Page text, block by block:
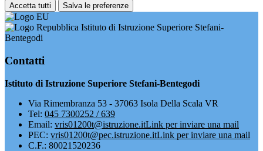
Accetta tutti Salva le preferenze
Istituto di Istruzione Superiore Stefani-
Bentegodi
Contatti
Istituto di Istruzione Superiore Stefani-Bentegodi
Via Rimembranza 53 - 37063 Isola Della Scala VR
Tel: 045 7300252 / 639
Email: vris01200t@istruzione.itLink per inviare una mail
PEC: vris01200t@pec.istruzione.itLink per inviare una mail
C.F.: 80021520236